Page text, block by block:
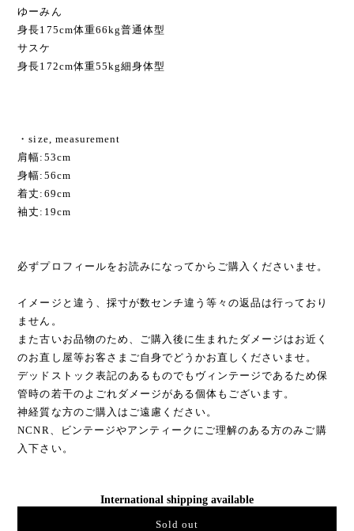
ゆーみん
身長175cm体重66kg普通体型
サスケ
身長172cm体重55kg細身体型
・size, measurement
肩幅:53cm
身幅:56cm
着丈:69cm
袖丈:19cm
必ずプロフィールをお読みになってからご購入くださいませ。
イメージと違う、採寸が数センチ違う等々の返品は行っており
ません。
また古いお品物のため、ご購入後に生まれたダメージはお近く
のお直し屋等お客さまご自身でどうかお直しくださいませ。
デッドストック表記のあるものでもヴィンテージであるため保
管時の若干のよごれダメージがある個体もございます。
神経質な方のご購入はご遠慮ください。
NCNR、ビンテージやアンティークにご理解のある方のみご購
入下さい。
International shipping available
Sold out